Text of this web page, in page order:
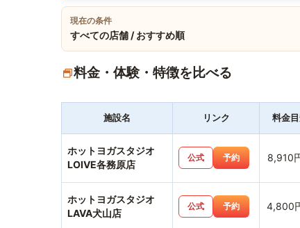
現在の条件
すべての店舗 / おすすめ順
料金・体験・特徴を比べる
施設名 リンク 料金
ホットヨガスタジオ
LOIVE各務原店
公式 予約 8,910
ホットヨガスタジオ
LAVA犬山店
公式 予約 4,800